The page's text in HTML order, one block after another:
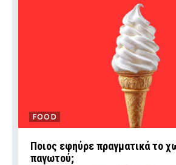
FOOD
Ποιος εφηύρε πραγματικά το
παγωτού;